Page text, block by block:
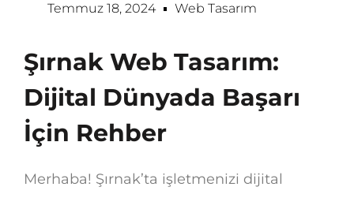
Temmuz 18, 2024 Web Tasarım
Şırnak Web Tasarım:
Dijital Dünyada Başarı
İçin Rehber
Merhaba! Şırnak’ta işletmenizi dijital